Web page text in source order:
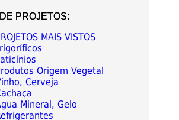
PROJETOS:
MAIS VISTOS
Origem Vegetal
Cerveja
Mineral, Gelo